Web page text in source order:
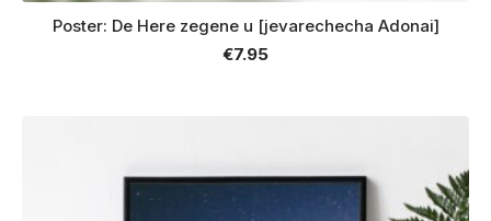
Poster: De Here zegene u [jevarechecha Adonai]
€7.95